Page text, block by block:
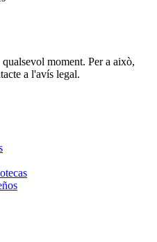
moment. Per a això,
a l'avís legal.